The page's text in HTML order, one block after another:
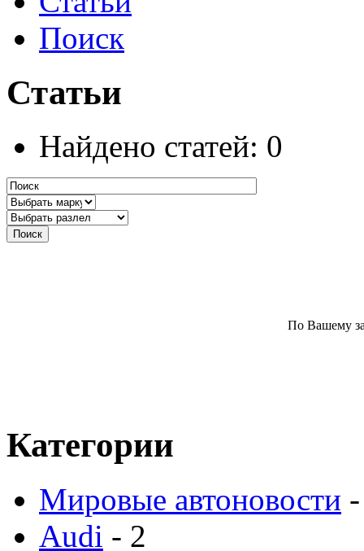
Поиск
Статьи
Найдено статей: 0
По Вашему
Категории
Мировые автоновости
Audi - 2